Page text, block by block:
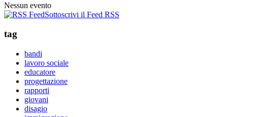
Nessun evento
Sottoscrivi il Feed RSS
tag
bandi
lavoro sociale
educatore
progettazione
rapporti
giovani
disagio